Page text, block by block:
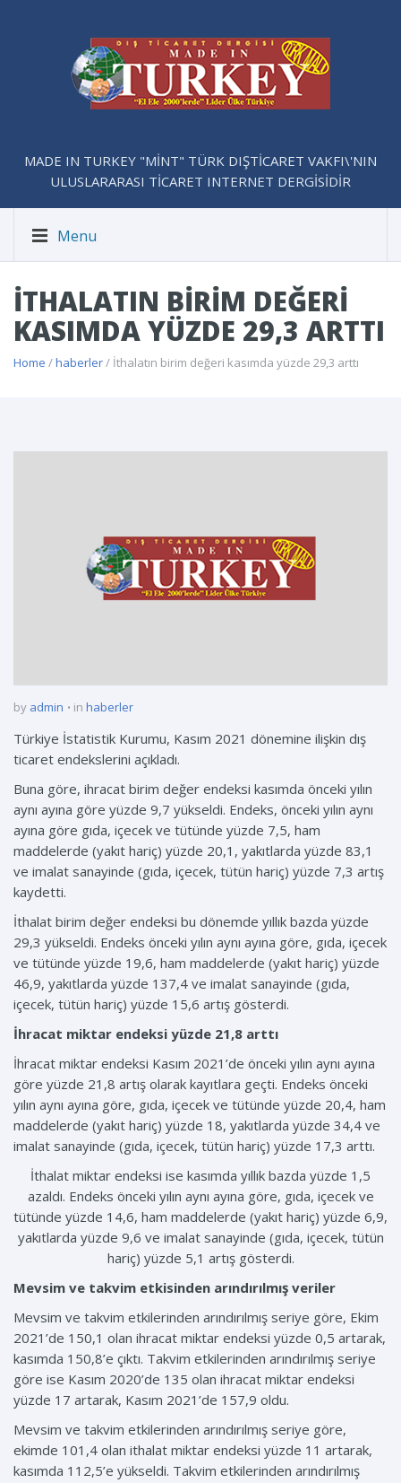
MADE IN TURKEY "MİNT" TÜRK DIŞTİCARET VAKFI\'NIN
ULUSLARARASI TİCARET INTERNET DERGİSİDİR
Menu
İTHALATIN BIRIM DEĞERI
KASIMDA YÜZDE 29,3 ARTTI
Home /haberler/ İthalatın birim değeri kasımda yüzde 29,3 arttı
by admin in haberler
Türkiye İstatistik Kurumu, Kasım 2021 dönemine ilişkin dış
ticaret endekslerini açıkladı.
Buna göre, ihracat birim değer endeksi kasımda önceki yılın
aynı ayına göre yüzde 9,7 yükseldi. Endeks, önceki yılın aynı
ayına göre gıda, içecek ve tütünde yüzde 7,5, ham
maddelerde (yakıt hariç) yüzde 20,1, yakıtlarda yüzde 83,1
ve imalat sanayinde (gıda, içecek, tütün hariç) yüzde 7,3 artış
kaydetti.
İthalat birim değer endeksi bu dönemde yıllık bazda yüzde
29,3 yükseldi. Endeks önceki yılın aynı ayına göre, gıda, içecek
ve tütünde yüzde 19,6, ham maddelerde (yakıt hariç) yüzde
46,9, yakıtlarda yüzde 137,4 ve imalat sanayinde (gıda,
içecek, tütün hariç) yüzde 15,6 artış gösterdi.
İhracat miktar endeksi yüzde 21,8 arttı
İhracat miktar endeksi Kasım 2021’de önceki yılın aynı ayına
göre yüzde 21,8 artış olarak kayıtlara geçti. Endeks önceki
yılın aynı ayına göre, gıda, içecek ve tütünde yüzde 20,4, ham
maddelerde (yakıt hariç) yüzde 18, yakıtlarda yüzde 34,4 ve
imalat sanayinde (gıda, içecek, tütün hariç) yüzde 17,3 arttı.
İthalat miktar endeksi ise kasımda yıllık bazda yüzde 1,5
azaldı. Endeks önceki yılın aynı ayına göre, gıda, içecek ve
tütünde yüzde 14,6, ham maddelerde (yakıt hariç) yüzde 6,9,
yakıtlarda yüzde 9,6 ve imalat sanayinde (gıda, içecek, tütün
hariç) yüzde 5,1 artış gösterdi.
Mevsim ve takvim etkisinden arındırılmış veriler
Mevsim ve takvim etkilerinden arındırılmış seriye göre, Ekim
2021’de 150,1 olan ihracat miktar endeksi yüzde 0,5 artarak,
kasımda 150,8’e çıktı. Takvim etkilerinden arındırılmış seriye
göre ise Kasım 2020’de 135 olan ihracat miktar endeksi
yüzde 17 artarak, Kasım 2021’de 157,9 oldu.
Mevsim ve takvim etkilerinden arındırılmış seriye göre,
ekimde 101,4 olan ithalat miktar endeksi yüzde 11 artarak,
kasımda 112,5’e yükseldi. Takvim etkilerinden arındırılmış